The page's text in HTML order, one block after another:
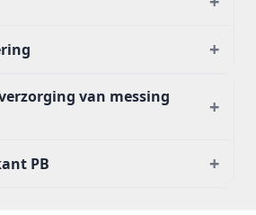
+
van messing
+
PB +